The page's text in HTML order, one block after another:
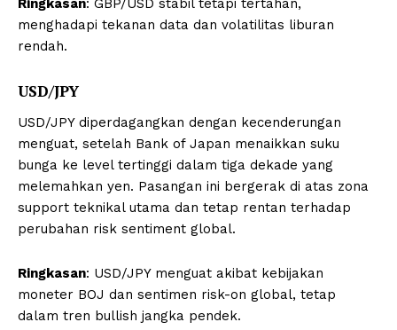
Ringkasan: GBP/USD stabil tetapi tertahan,
menghadapi tekanan data dan volatilitas liburan
rendah.
USD/JPY
USD/JPY diperdagangkan dengan kecenderungan
menguat, setelah Bank of Japan menaikkan suku
bunga ke level tertinggi dalam tiga dekade yang
melemahkan yen. Pasangan ini bergerak di atas zona
support teknikal utama dan tetap rentan terhadap
perubahan risk sentiment global.
Ringkasan: USD/JPY menguat akibat kebijakan
moneter BOJ dan sentimen risk-on global, tetap
dalam tren bullish jangka pendek.